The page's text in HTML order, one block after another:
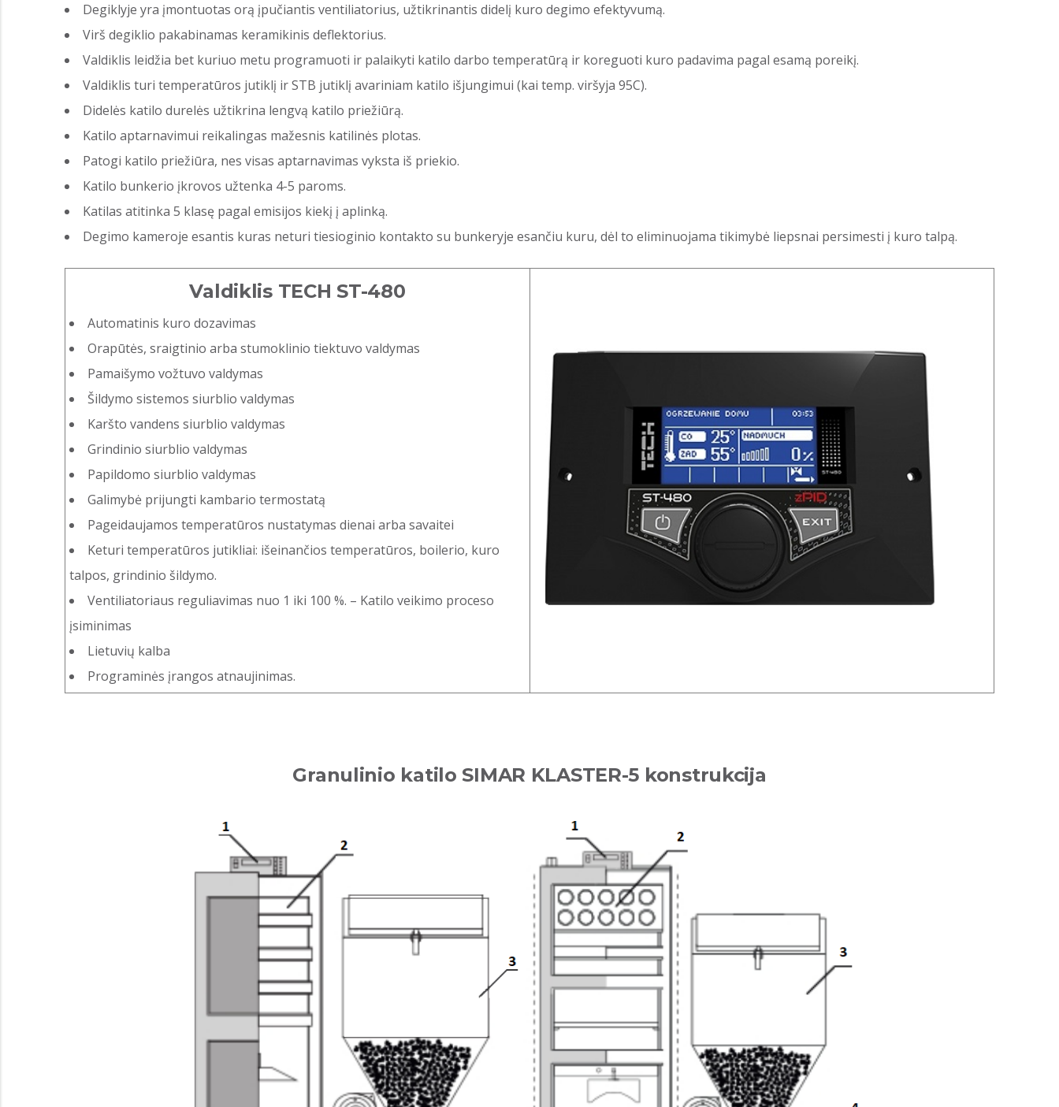
Degiklyje yra įmontuotas orą įpučiantis ventiliatorius, užtikrinantis didelį kuro degimo efektyvumą.
Virš degiklio pakabinamas keramikinis deflektorius.
Valdiklis leidžia bet kuriuo metu programuoti ir palaikyti katilo darbo temperatūrą ir koreguoti kuro padavima pagal esamą poreikį.
Valdiklis turi temperatūros jutiklį ir STB jutiklį avariniam katilo išjungimui (kai temp. viršyja 95C).
Didelės katilo durelės užtikrina lengvą katilo priežiūrą.
Katilo aptarnavimui reikalingas mažesnis katilinės plotas.
Patogi katilo priežiūra, nes visas aptarnavimas vyksta iš priekio.
Katilo bunkerio įkrovos užtenka 4-5 paroms.
Katilas atitinka 5 klasę pagal emisijos kiekį į aplinką.
Degimo kameroje esantis kuras neturi tiesioginio kontakto su bunkeryje esančiu kuru, dėl to eliminuojama tikimybė liepsnai persimesti į kuro talpą.
Valdiklis TECH ST-480
Automatinis kuro dozavimas
Orapūtės, sraigtinio arba stumoklinio tiektuvo valdymas
Pamaišymo vožtuvo valdymas
Šildymo sistemos siurblio valdymas
Karšto vandens siurblio valdymas
Grindinio siurblio valdymas
Papildomo siurblio valdymas
Galimybė prijungti kambario termostatą
Pageidaujamos temperatūros nustatymas dienai arba savaitei
Keturi temperatūros jutikliai: išeinančios temperatūros, boilerio, kuro
talpos, grindinio šildymo.
Ventiliatoriaus reguliavimas nuo 1 iki 100 %. – Katilo veikimo proceso
įsiminimas
Lietuvių kalba
Programinės įrangos atnaujinimas.
Granulinio katilo SIMAR KLASTER-5 konstrukcija